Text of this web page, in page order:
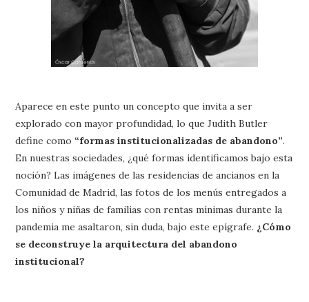
Aparece en este punto un concepto que invita a ser
explorado con mayor profundidad, lo que Judith Butler
define como “formas institucionalizadas de abandono”.
En nuestras sociedades, ¿qué formas identificamos bajo esta
noción? Las imágenes de las residencias de ancianos en la
Comunidad de Madrid, las fotos de los menús entregados a
los niños y niñas de familias con rentas mínimas durante la
pandemia me asaltaron, sin duda, bajo este epígrafe. ¿Cómo
se deconstruye la arquitectura del abandono
institucional?